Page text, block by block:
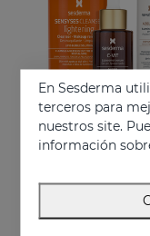
Añadir
PACK Luz En Tu
En Sesderma
terceros para
nuestros site.
información